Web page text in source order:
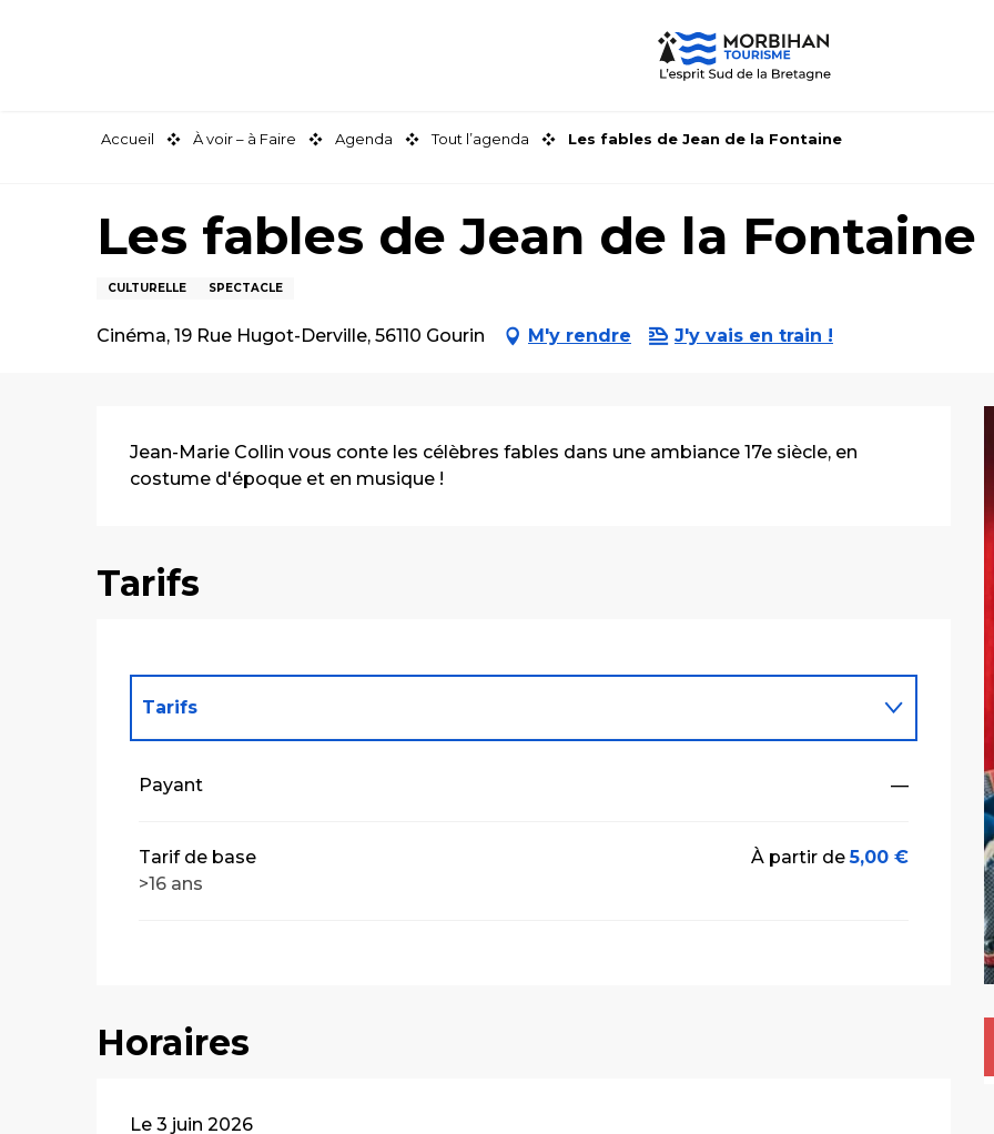
Accueil À voir – à Faire Agenda Tout l’agenda Les fables de Jean de la Fontaine
Les fables de Jean de la Fontaine
CULTURELLE SPECTACLE
Cinéma, 19 Rue Hugot-Derville, 56110 Gourin M'y rendre J'y vais en train !
Description
Jean-Marie Collin vous conte les célèbres fables dans une ambiance 17e siècle, en
costume d'époque et en musique !
Tarifs
Tarifs
Payant —
Tarif de base
>16 ans
À partir de5,00 €
Horaires
Le 3 juin 2026